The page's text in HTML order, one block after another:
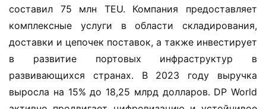
составил 75 млн TEU. Компания предоставляет
комплексные услуги в области складирования,
доставки и цепочек поставок, а также инвестирует
в развитие портовых инфраструктур в
развивающихся странах. В 2023 году выручка
выросла на 15% до 18,25 млрд долларов. DP World